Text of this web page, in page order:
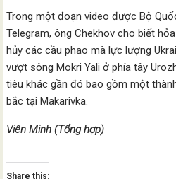
Trong một đoạn video được Bộ
Telegram, ông Chekhov cho biết
hủy các cầu phao mà lực lượng
vượt sông Mokri Yali ở phía tây
tiêu khác gần đó bao gồm một
bắc tại Makarivka.
Viên Minh (Tổng hợp)
Share this: